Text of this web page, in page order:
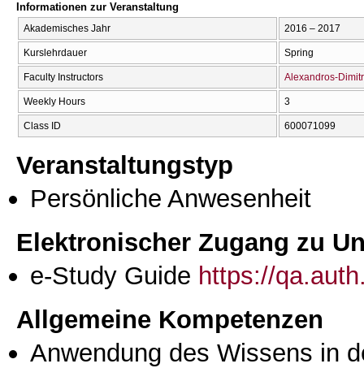
Informationen zur Veranstaltung
Akademisches Jahr 2016 – 2017
Kurslehrdauer Spring
Faculty Instructors Alexandros-
Weekly Hours 3
Class ID 600071099
Veranstaltungstyp
Persönliche Anwesenheit
Elektronischer Zugang zu
e-Study Guide https://
Allgemeine Kompetenzen
Anwendung des Wissens in